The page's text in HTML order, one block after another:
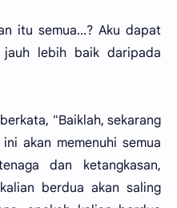
itu semua...? Aku dapat
jauh lebih baik daripada
"Baiklah, sekarang
akan memenuhi semua
dan ketangkasan,
berdua akan saling